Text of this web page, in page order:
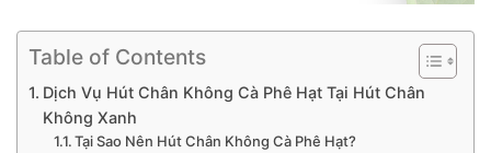
Table of Contents
Dịch Vụ Hút Chân Không Cà Phê Hạt Tại Hút Chân
Không Xanh
Tại Sao Nên Hút Chân Không Cà Phê Hạt?